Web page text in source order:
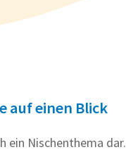
auf einen Blick
ein Nischenthema dar.